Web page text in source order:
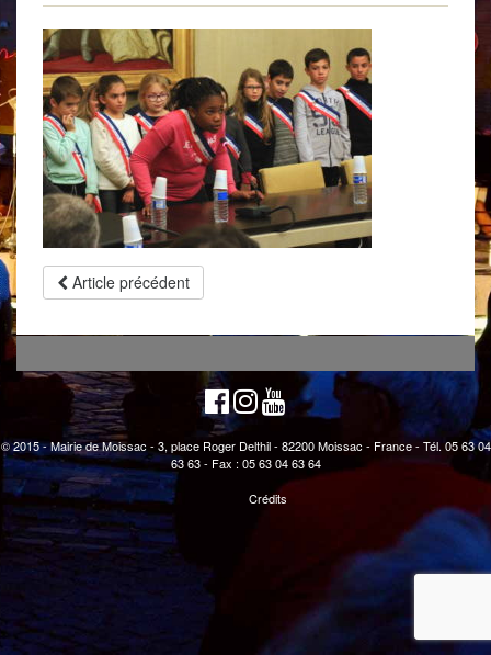
Article précédent
© 2015 - Mairie de Moissac - 3, place Roger Delthil - 82200 Moissac - France - Tél. 05 63 04
63 63 - Fax : 05 63 04 63 64
Crédits